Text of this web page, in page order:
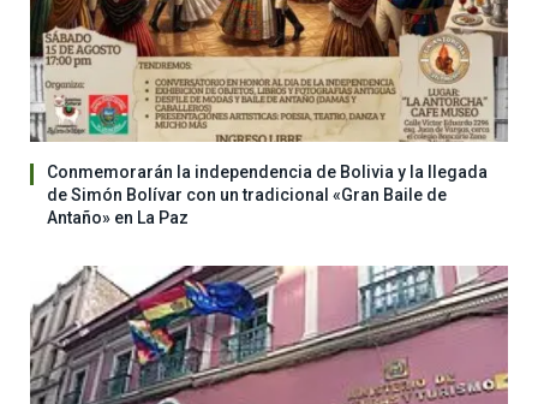
Conmemorarán la independencia de Bolivia y la llegada
de Simón Bolívar con un tradicional «Gran Baile de
Antaño» en La Paz